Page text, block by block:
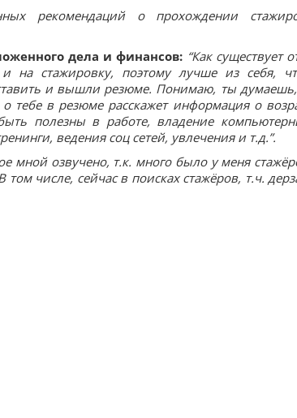
рекомендаций о прохождении
дела и финансов: “Как существует
на стажировку, поэтому лучше из себя,
и вышли резюме. Понимаю, ты
тебе в резюме расскажет информация о
полезны в работе, владение
ведения соц сетей, увлечения и т.д.”.
мной озвучено, т.к. много было у меня
числе, сейчас в поисках стажёров, т.ч.